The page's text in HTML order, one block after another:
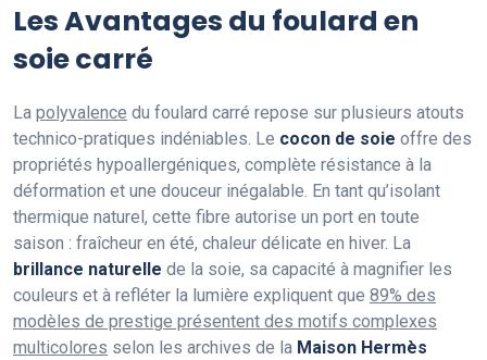
Les Avantages du foulard en
soie carré
La polyvalence du foulard carré repose sur plusieurs atouts
technico-pratiques indéniables. Le cocon de soie offre des
propriétés hypoallergéniques, complète résistance à la
déformation et une douceur inégalable. En tant qu’isolant
thermique naturel, cette fibre autorise un port en toute
saison : fraîcheur en été, chaleur délicate en hiver. La
brillance naturelle de la soie, sa capacité à magnifier les
couleurs et à refléter la lumière expliquent que 89% des
modèles de prestige présentent des motifs complexes
multicolores selon les archives de la Maison Hermès